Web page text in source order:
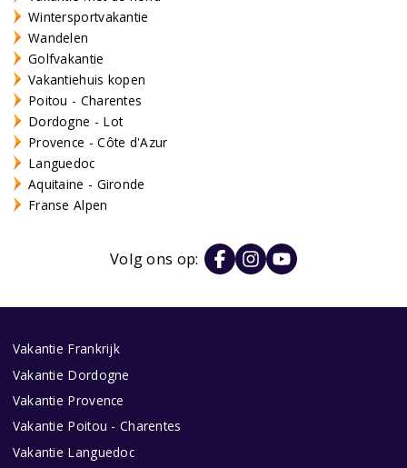
Wintersportvakantie
Wandelen
Golfvakantie
Vakantiehuis kopen
Poitou - Charentes
Dordogne - Lot
Provence - Côte d'Azur
Languedoc
Aquitaine - Gironde
Franse Alpen
Volg ons op:
Vakantie Frankrijk
Vakantie Dordogne
Vakantie Provence
Vakantie Poitou - Charentes
Vakantie Languedoc